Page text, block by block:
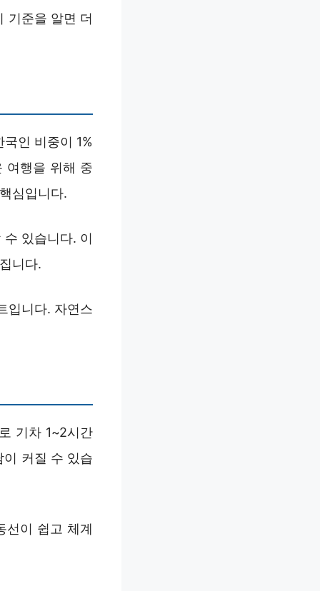
기준을 알면 더
인 비중이 1%
여행을 위해 중
심입니다.
있습니다. 이
니다.
입니다. 자연스
기차 1~2시간
커질 수 있습
선이 쉽고 체계